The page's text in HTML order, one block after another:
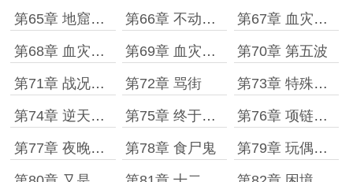
第65章 地窟外的世界,副本 第66章 不动如山的大乌龟 第67章 血灾前一晚
第68章 血灾到来 第69章 血灾来势汹汹 第70章 第五波
第71章 战况愈变焦灼 第72章 骂街 第73章 特殊的血灾生物出现
第74章 逆天的能力 第75章 终于击杀 第76章 项链和雷达
第77章 夜晚来袭 第78章 食尸鬼 第79章 玩偶兔:全场mvp